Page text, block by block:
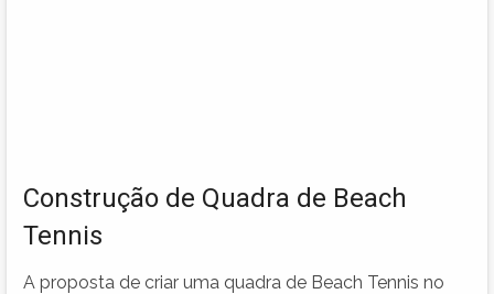
Construção de Quadra de Beach
Tennis
A proposta de criar uma quadra de Beach Tennis no